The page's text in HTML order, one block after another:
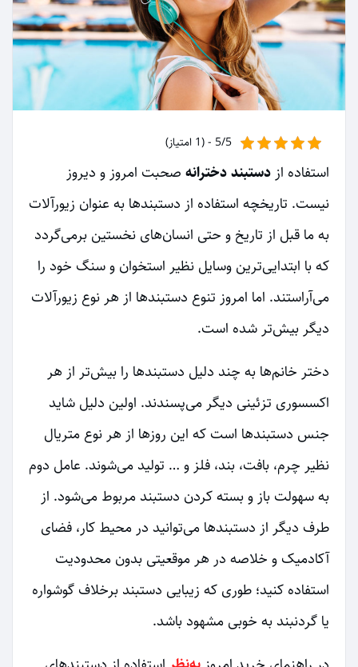
5/5 - (1 امتیاز)
استفاده از دستبند دخترانه صحبت امروز و دیروز
نیست. تاریخچه استفاده از دستبندها به عنوان زیورآلات
به ما قبل از تاریخ و حتی انسان‌های نخستین برمی‌گردد
که با ابتدایی‌ترین وسایل نظیر استخوان و سنگ خود را
می‌آراستند. اما امروز تنوع دستبندها از هر نوع زیورآلات
دیگر بیش‌تر شده است.
دختر خانم‌ها به چند دلیل دستبندها را بیش‌تر از هر
اکسسوری تزئینی دیگر می‌پسندند. اولین دلیل شاید
جنس دستبندها است که این روزها از هر نوع متریال
نظیر چرم، بافت، بند، فلز و … تولید می‌شوند. عامل دوم
به سهولت باز و بسته کردن دستبند مربوط می‌شود. از
طرف دیگر از دستبندها می‌توانید در محیط کار، فضای
آکادمیک و خلاصه در هر موقعیتی بدون محدودیت
استفاده کنید؛ طوری که زیبایی دستبند برخلاف گوشواره
یا گردنبند به خوبی مشهود باشد.